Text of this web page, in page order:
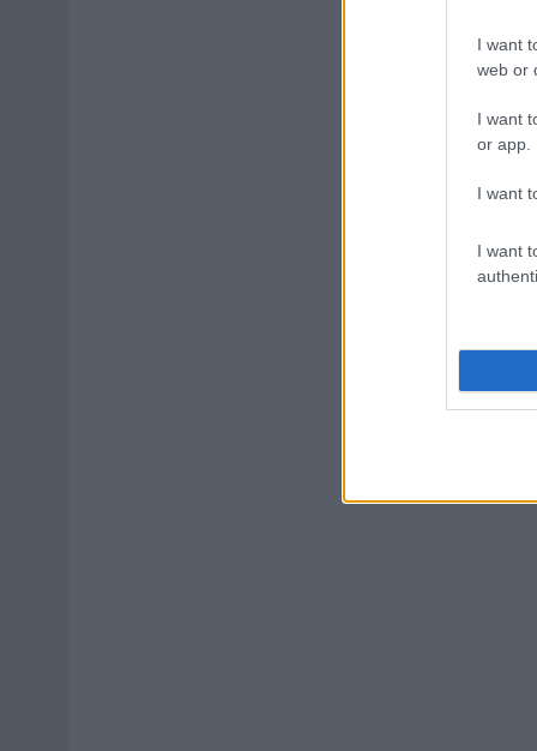
I want
web or
I want
or app.
I want
I want